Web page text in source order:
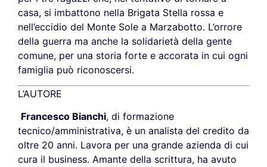
casa, si imbattono nella Brigata Stella rossa e
nell’eccidio del Monte Sole a Marzabotto. L’orrore
della guerra ma anche la solidarietà della gente
comune, per una storia forte e accorata in cui ogni
famiglia può riconoscersi.
L’AUTORE
Francesco Bianchi, di formazione
tecnico/amministrativa, è un analista del credito da
oltre 20 anni. Lavora per una grande azienda di cui
cura il business. Amante della scrittura, ha avuto